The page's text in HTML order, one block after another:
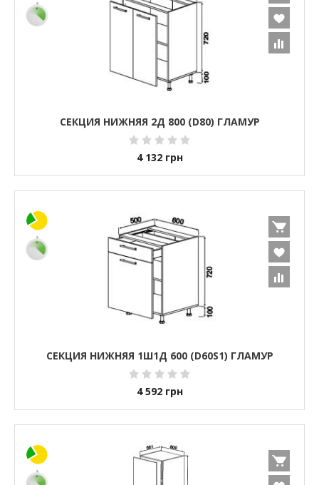
СЕКЦИЯ НИЖНЯЯ 2Д 800 (D80) ГЛАМУР
4 132 грн
СЕКЦИЯ НИЖНЯЯ 1Ш1Д 600 (D60S1) ГЛАМУР
4 592 грн